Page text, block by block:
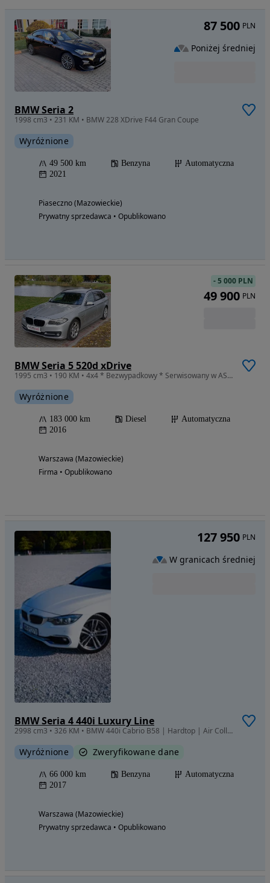
BMW Seria 2
1998 cm3 • 231 KM • BMW 228 XDrive F44 Gran Coupe
Wyróżnione
49 500 km Benzyna
Automatyczna
2021
Piaseczno (Mazowieckie)
Prywatny sprzedawca • Opublikowano
87 500 PLN
Poniżej średniej
BMW Seria 5 520d xDrive
1995 cm3 • 190 KM • 4x4 * Bezwypadkowy * Serwisowany w ASO * Oryginalny lakier
Wyróżnione
183 000 km Diesel
Automatyczna
2016
Warszawa (Mazowieckie)
Firma • Opublikowano
-5 000 PLN
49 900 PLN
BMW Seria 4 440i Luxury Line
2998 cm3 • 326 KM • BMW 440i Cabrio B58 | Hardtop | Air Collar | CarPlay | 66 tys. km
Wyróżnione Zweryfikowane dane
66 000 km Benzyna
Automatyczna
2017
Warszawa (Mazowieckie)
Prywatny sprzedawca • Opublikowano
127 950 PLN
W granicach średniej